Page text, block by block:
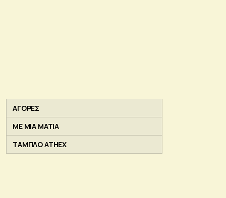
ΑΓΟΡΕΣ
ΜΕ ΜΙΑ ΜΑΤΙΑ
ΤΑΜΠΛΟ ATHEX